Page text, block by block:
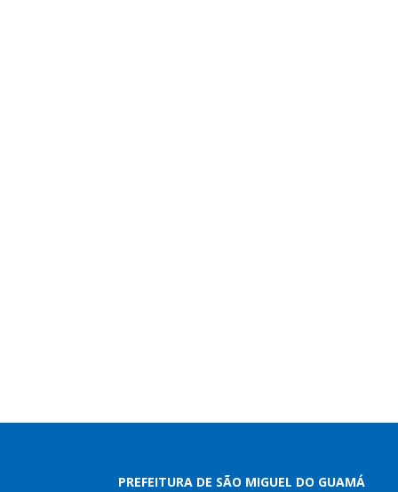
PREFEITURA DE SÃO MIGUEL DO GUAMÁ